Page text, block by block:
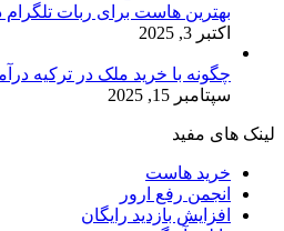
بهترین هاست برای ربات تلگرام
اکتبر 3, 2025
چگونه با خرید ملک در ترکیه
سپتامبر 15, 2025
لینک های مفید
خرید هاست
انجمن رفع ارور
افزایش بازدید رایگان